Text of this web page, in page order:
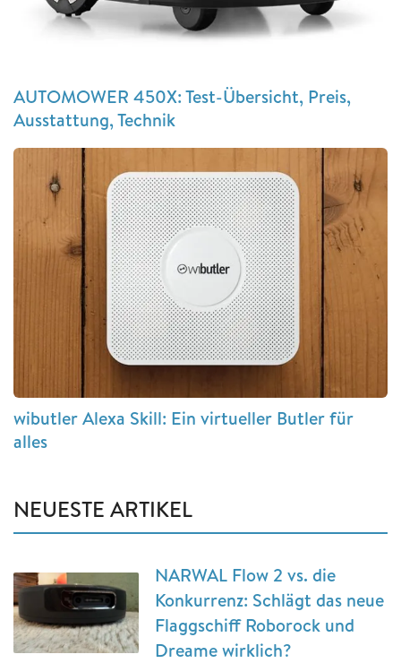
AUTOMOWER 450X: Test-Übersicht, Preis,
Ausstattung, Technik
wibutler Alexa Skill: Ein virtueller Butler für
alles
NEUESTE ARTIKEL
NARWAL Flow 2 vs. die
Konkurrenz: Schlägt das neue
Flaggschiff Roborock und
Dreame wirklich?